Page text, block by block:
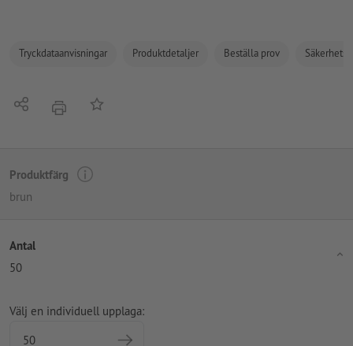
Tryckdataanvisningar Produktdetaljer Beställa prov
Dela erbjudandePå anteckningslistan
Produktfärg
brun
Antal
50
Välj en individuell upplaga: